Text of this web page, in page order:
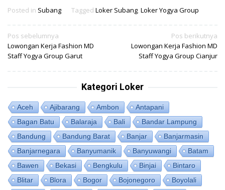
Posted in Subang Tagged Loker Subang Loker Yogya Group
Navigasi
pos
Pos sebelumnya
Lowongan Kerja Fashion MD
Staff Yogya Group Garut
Pos berikutnya
Lowongan Kerja Fashion MD
Staff Yogya Group Cianjur
Kategori Loker
Aceh Ajibarang Ambon
Antapani
Bagan Batu
Balaraja Bali
Bandar Lampung
Bandung
Bandung Barat Banjar
Banjarmasin
Banjarnegara
Banyumanik Banyuwangi
Batam
Bawen
Bekasi Bengkulu Binjai
Bintaro
Blitar
Blora Bogor Bojonegoro
Boyolali